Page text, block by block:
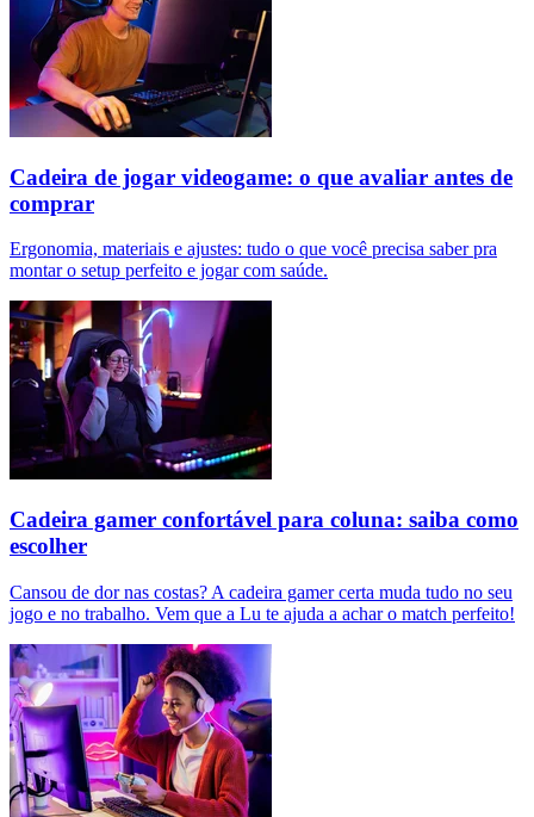
Cadeira de jogar videogame: o que avaliar antes de
comprar
Ergonomia, materiais e ajustes: tudo o que você precisa saber pra
montar o setup perfeito e jogar com saúde.
Cadeira gamer confortável para coluna: saiba como
escolher
Cansou de dor nas costas? A cadeira gamer certa muda tudo no seu
jogo e no trabalho. Vem que a Lu te ajuda a achar o match perfeito!